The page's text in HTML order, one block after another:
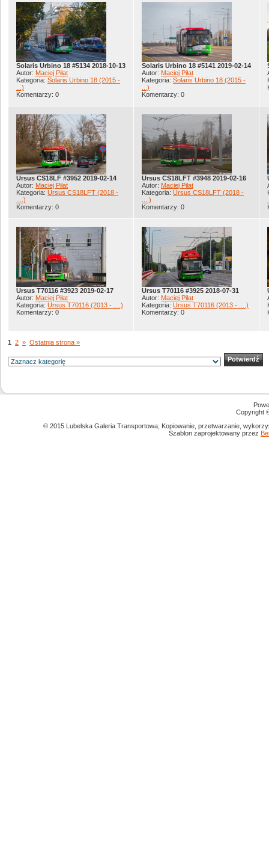
Solaris Urbino 18 #5134 2018-10-13
Autor: Maciej Piłat
Kategoria: Solaris Urbino 18 (2015 -
...)
Komentarzy: 0
Solaris Urbino 18 #5141 2019-02-14
Autor: Maciej Piłat
Kategoria: Solaris Urbino 18 (2015 -
...)
Komentarzy: 0
Ursus CS18LF #3952 2019-02-14
Autor: Maciej Piłat
Kategoria: Ursus CS18LFT (2018 -
....)
Komentarzy: 0
Ursus CS18LFT #3948 2019-02-16
Autor: Maciej Piłat
Kategoria: Ursus CS18LFT (2018 -
....)
Komentarzy: 0
Ursus T70116 #3923 2019-02-17
Autor: Maciej Piłat
Kategoria: Ursus T70116 (2013 - ....)
Komentarzy: 0
Ursus T70116 #3925 2018-07-31
Autor: Maciej Piłat
Kategoria: Ursus T70116 (2013 - ....)
Komentarzy: 0
1 2 » Ostatnia strona »
Copyright
© 2015 Lubelska Galeria Transportowa; Kopiowanie, przetwarzanie,
Szablon zaprojektowany przez